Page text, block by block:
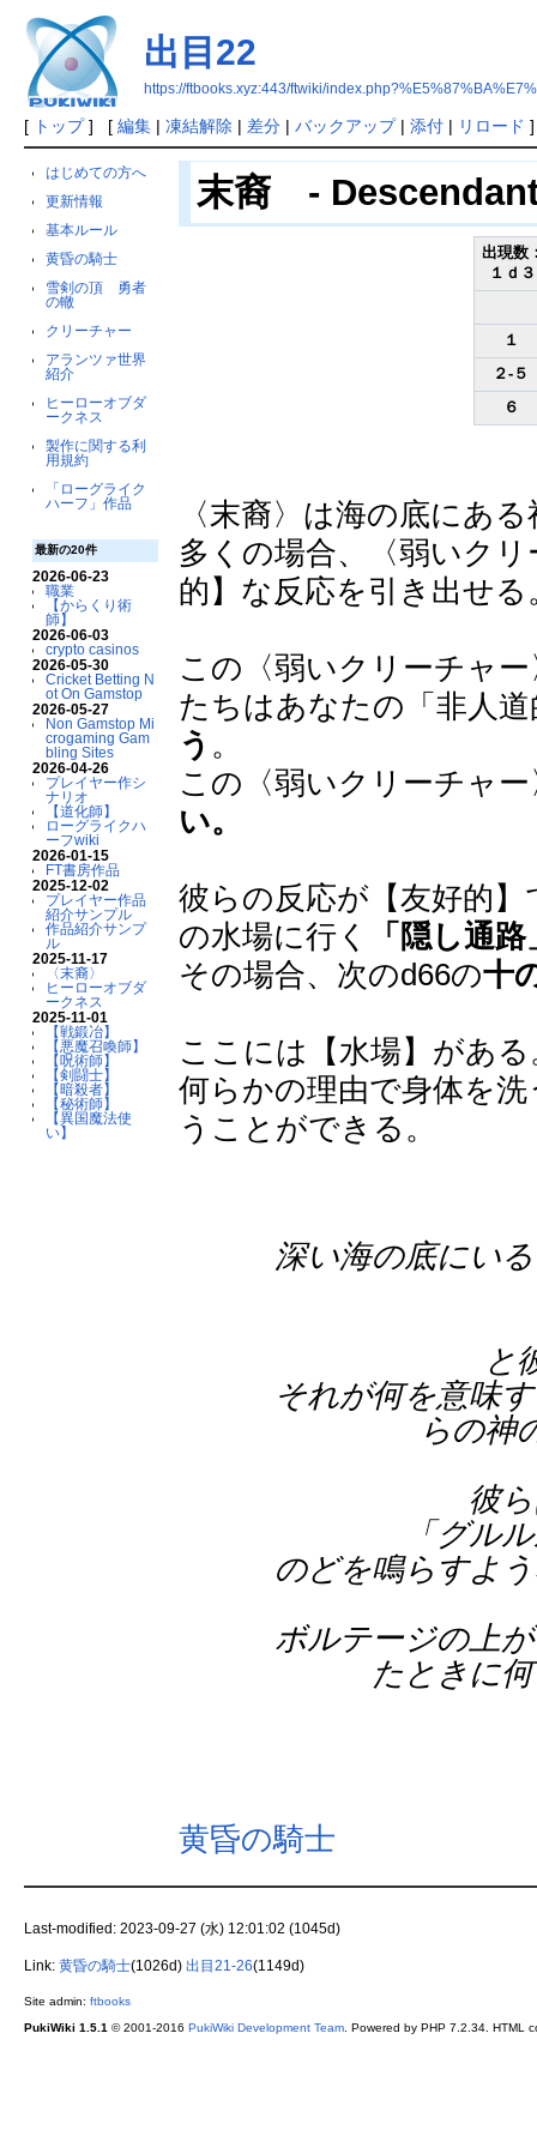
出目22
https://ftbooks.xyz:443/ftwiki/
[ トップ] [ 編集| 凍結解除 | 差分| バックアップ| 添付| リロード
はじめての方へ
更新情報
基本ルール
黄昏の騎士
雪剣の頂 勇者
の轍
クリーチャー
アランツァ世界
紹介
ヒーローオブダ
ークネス
製作に関する利
用規約
「ローグライク
ハーフ」作品
最新の20件
2026-06-23
職業
【からくり術
師】
2026-06-03
crypto casinos
2026-05-30
Cricket Betting N
ot On Gamstop
2026-05-27
Non Gamstop Mi
crogaming Gam
bling Sites
2026-04-26
プレイヤー作シ
ナリオ
【道化師】
ローグライクハ
ーフwiki
2026-01-15
FT書房作品
2025-12-02
プレイヤー作品
紹介サンプル
作品紹介サンプ
ル
2025-11-17
〈末裔〉
ヒーローオブダ
ークネス
2025-11-01
【戦鍛冶】
【悪魔召喚師】
【呪術師】
【剣闘士】
【暗殺者】
【秘術師】
【異国魔法使
い】
末裔 -
出現数
１ｄ３
１
２-５
６
〈末裔〉は海の底にあ
多くの場合、〈弱いク
的】な反応を引き出せる
この〈弱いクリーチャ
たちはあなたの「非人
う 。
この〈弱いクリーチャ
い。
彼らの反応が【友好的
の水場に行く
「隠し通路
その場合、次のd66の十
ここには【水場】がある
何らかの理由で身体を
うことができる。
深い海の底にい
と
それが何を意味
らの神
彼
「グル
のどを鳴らすよ
ボルテージの上
たときに
黄昏の騎士
Last-modified: 2023-09-27 (水) 12:01:02 (1045d)
Link: 黄昏の騎士(1026d) 出目21-26(1149d)
Site admin: ftbooks
PukiWiki 1.5.1 © 2001-2016 PukiWiki Development Team. Powered by PHP 7.2.34. HTML